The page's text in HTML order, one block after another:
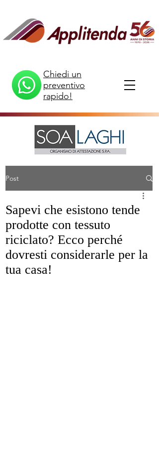
Chiedi un
preventivo
rapido!
Post
Sapevi che esistono tende
prodotte con tessuto
riciclato? Ecco perché
dovresti considerarle per la
tua casa!